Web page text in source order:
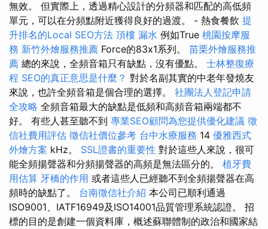
無效。 但實際上，透過精心設計的分頻器和匹配的高低頻
單元，可以在分頻點附近獲得良好的過渡。 - 熱食餐飲 提
升排名的Local SEO方法 頂樓 漏水 例如True 桃園按摩服
務 新竹外燴服務推薦 Force的83x1系列。 苗栗外燴服務推
薦 總的來說，全頻音箱只有缺點，沒有優點。 士林整復療
程 SEO的真正意思是什麼？ 對於名副其實的中老年發燒友
來說，也許全頻音箱是個合理的選擇。 社團法人登記申請
全攻略 全頻音箱最大的缺點是低頻和高頻音箱兩端都不
好。 有些人甚至聽不到 專業SEO顧問為您提供優化建議 徵
信社費用評估 徵信社價位參考 台中水療服務 14 優雅西式
外燴方案 kHz。 SSL證書的重要性 對於這些人來說，很可
能全頻揚聲器和分頻揚聲器的高頻是無法區分的。 植牙費
用估算 牙橋的作用 或者這些人已經聽不到全頻揚聲器在高
頻時的缺點了。 台南徵信社介紹 本公司已順利通過
ISO9001、IATF16949及ISO14001品質管理系統認證。 招
標的目的是創建一個資料庫，概述蘇聯體制的政治和國家結